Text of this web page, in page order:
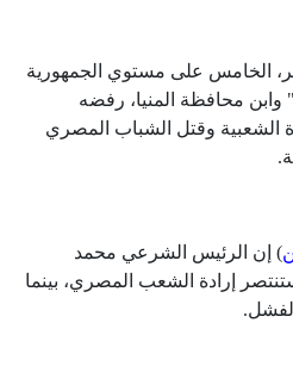
الخامس على مستوي الجمهورية
وابن محافظة المنيا، رفضه
الشعبية وقتل الشباب المصري
) إن الرئيس الشرعي محمد
إرادة الشعب المصري، بينما